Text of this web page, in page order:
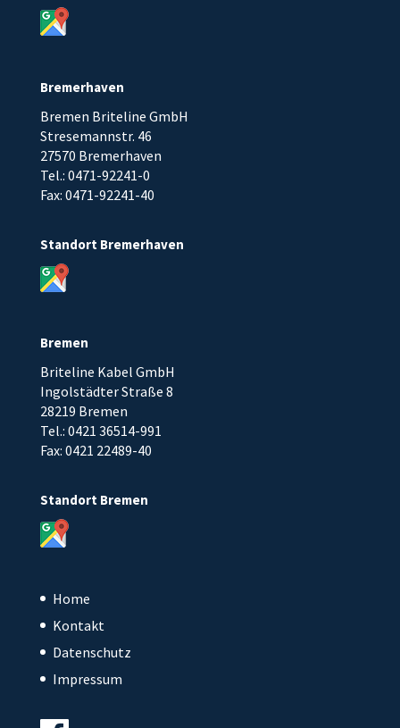
Bremerhaven
Bremen Briteline GmbH
Stresemannstr. 46
27570 Bremerhaven
Tel.: 0471-92241-0
Fax: 0471-92241-40
Standort Bremerhaven
Bremen
Briteline Kabel GmbH
Ingolstädter Straße 8
28219 Bremen
Tel.: 0421 36514-991
Fax: 0421 22489-40
Standort Bremen
Home
Kontakt
Datenschutz
Impressum